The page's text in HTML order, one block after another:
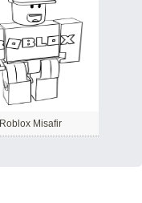
Roblox Misafir